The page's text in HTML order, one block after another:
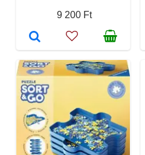
9 200 Ft